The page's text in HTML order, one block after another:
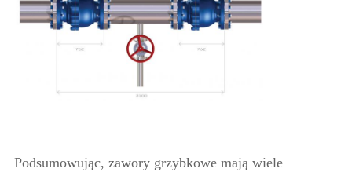
Podsumowując, zawory grzybkowe mają wiele